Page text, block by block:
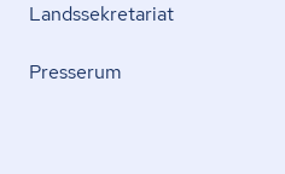
Lands­se­kre­ta­ri­at
Presserum